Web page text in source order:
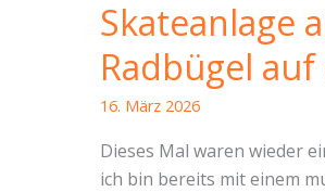
Skateanlage
Radbügel
16. März 2026
Dieses Mal waren wieder
ich bin bereits mit einem